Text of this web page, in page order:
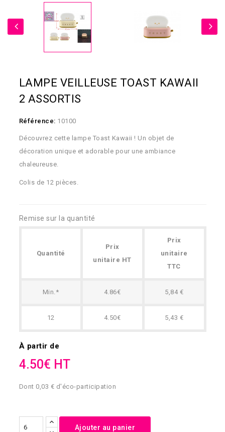
LAMPE VEILLEUSE TOAST KAWAII
2 ASSORTIS
Référence: 10100
Découvrez cette lampe Toast Kawaii ! Un objet de
décoration unique et adorable pour une ambiance
chaleureuse.
Colis de 12 pièces.
Remise sur la quantité
Quantité
Prix
unitaire HT
Prix
unitaire
TTC
Min.* 4.86€ 5,84 €
12 4.50€ 5,43 €
À partir de
4.50€ HT
Dont 0,03 € d'éco-participation
Ajouter au panier